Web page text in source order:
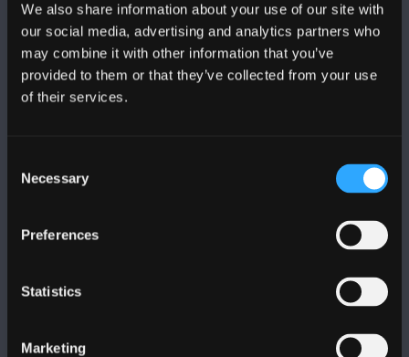
We also share information about your use of our site with
our social media, advertising and analytics partners who
may combine it with other information that you’ve
provided to them or that they’ve collected from your use
of their services.
Selection
Necessary
Preferences
Statistics
Marketing
+44 (0)1248 351151